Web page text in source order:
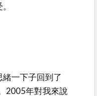
一下子回到了
2005年對我來說